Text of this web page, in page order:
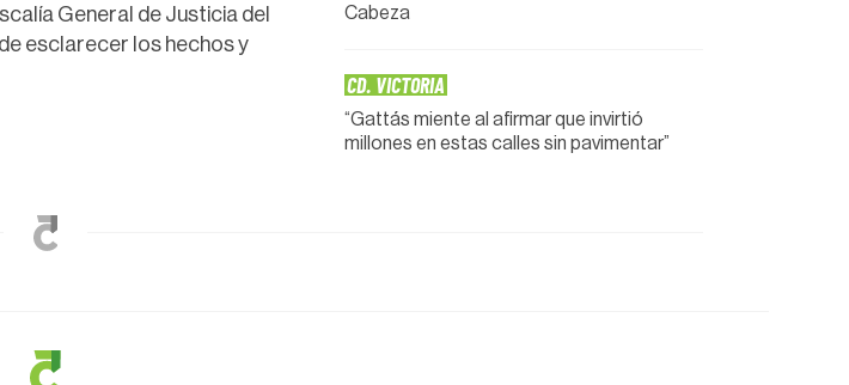
General de Justicia del
esclarecer los hechos y
Cabeza
CD. VICTORIA
“Gattás miente al afirmar que invirtió
millones en estas calles sin pavimentar”